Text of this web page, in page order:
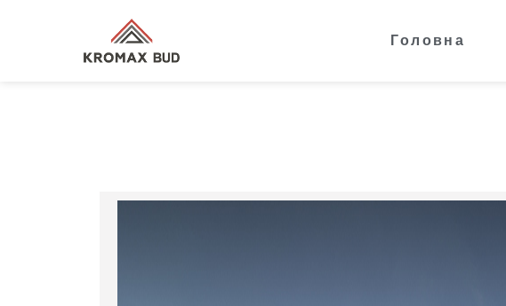
Головна